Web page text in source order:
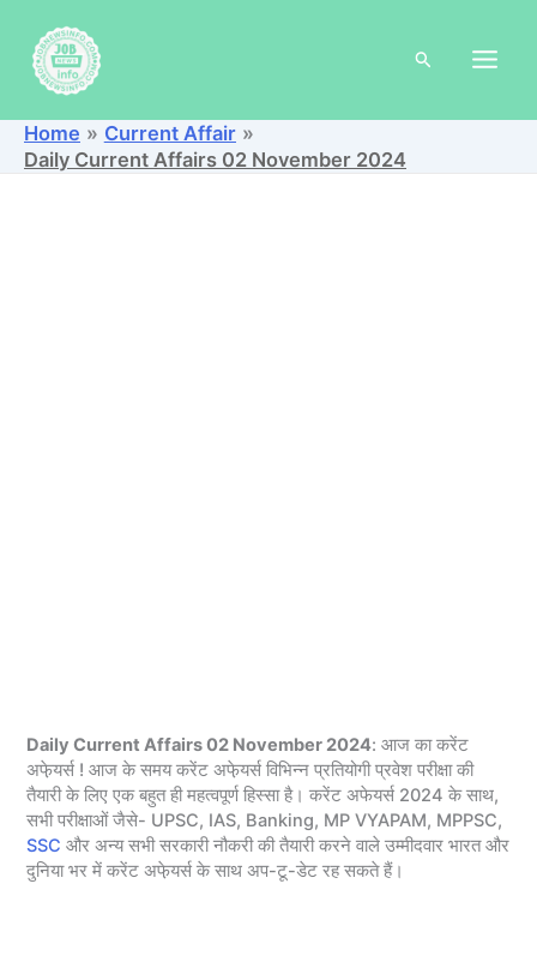
content
Search
Home
Current Affair
Daily Current Affairs 02 November 2024
Daily Current Affairs 02 November 2024: आज का करेंट
अफे़यर्स ! आज के समय करेंट अफे़यर्स विभिन्न प्रतियोगी प्रवेश परीक्षा की
तैयारी के लिए एक बहुत ही महत्वपूर्ण हिस्सा है। करेंट अफेयर्स 2024 के साथ,
सभी परीक्षाओं जैसे- UPSC, IAS, Banking, MP VYAPAM, MPPSC,
SSC और अन्य सभी सरकारी नौकरी की तैयारी करने वाले उम्मीदवार भारत और
दुनिया भर में करेंट अफे़यर्स के साथ अप-टू-डेट रह सकते हैं।